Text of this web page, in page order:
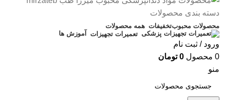
دسته بندی محصولات
محصولات محبوبتخفیفات همه محصولات
تعمیرات تجهیزات
آموزش ها
ورود / ثبت نام
0 محصول 0 تومان
منو